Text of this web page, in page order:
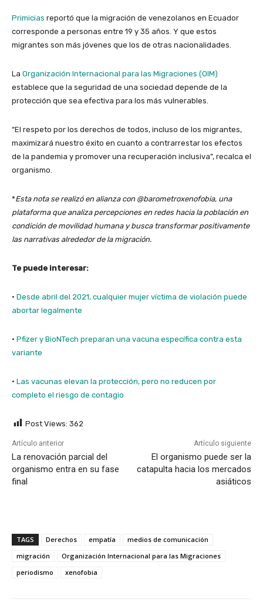
Primicias reportó que la migración de venezolanos en Ecuador
corresponde a personas entre 19 y 35 años. Y que estos
migrantes son más jóvenes que los de otras nacionalidades.
La Organización Internacional para las Migraciones (OIM)
establece que la seguridad de una sociedad depende de la
protección que sea efectiva para los más vulnerables.
“El respeto por los derechos de todos, incluso de los migrantes,
maximizará nuestro éxito en cuanto a contrarrestar los efectos
de la pandemia y promover una recuperación inclusiva”, recalca el
organismo.
*Esta nota se realizó en alianza con @barometroxenofobia, una
plataforma que analiza percepciones en redes hacia la población en
condición de movilidad humana y busca transformar positivamente
las narrativas alrededor de la migración.
Te puede interesar:
· Desde abril del 2021, cualquier mujer víctima de violación puede
abortar legalmente
· Pfizer y BioNTech preparan una vacuna específica contra esta
variante
· Las vacunas elevan la protección, pero no reducen por
completo el riesgo de contagio
Post Views: 362
Artículo anterior
La renovación parcial del
organismo entra en su fase
final
Artículo siguiente
El organismo puede ser la
catapulta hacia los mercados
asiáticos
TAGS Derechos empatía
medios de comunicación
migración
Organización Internacional para las Migraciones
periodismo
xenofobia